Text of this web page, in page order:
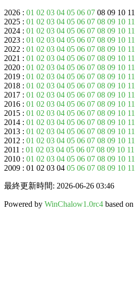
2026 : 01 02 03 04 05 06 07 08 09 10
2025 : 01 02 03 04 05 06 07 08 09 10 11
2024 : 01 02 03 04 05 06 07 08 09 10 11
2023 : 01 02 03 04 05 06 07 08 09 10 11
2022 : 01 02 03 04 05 06 07 08 09 10 11
2021 : 01 02 03 04 05 06 07 08 09 10 11
2020 : 01 02 03 04 05 06 07 08 09 10 11
2019 : 01 02 03 04 05 06 07 08 09 10 11
2018 : 01 02 03 04 05 06 07 08 09 10 11
2017 : 01 02 03 04 05 06 07 08 09 10 11
2016 : 01 02 03 04 05 06 07 08 09 10 11
2015 : 01 02 03 04 05 06 07 08 09 10 11
2014 : 01 02 03 04 05 06 07 08 09 10 11
2013 : 01 02 03 04 05 06 07 08 09 10 11
2012 : 01 02 03 04 05 06 07 08 09 10 11
2011 : 01 02 03 04 05 06 07 08 09 10 11
2010 : 01 02 03 04 05 06 07 08 09 10 11
2009 : 01 02 03 04 05 06 07 08 09 10 11
最終更新時間: 2026-06-26 03:46
Powered by WinChalow1.0rc4 based on